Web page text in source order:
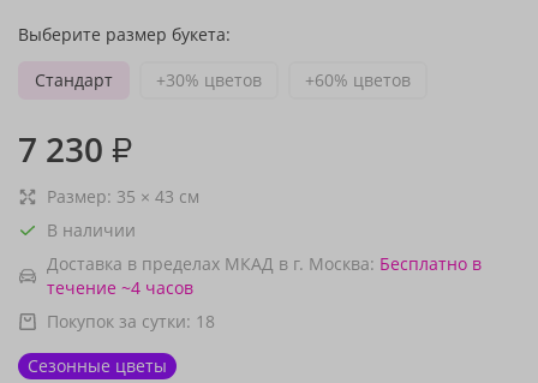
Выберите размер букета:
Стандарт
+30% цветов +60% цветов
7 230 ₽
Размер: 35 × 43 см
В наличии
Доставка в пределах МКАД в г. Москва: Бесплатно в
течение ~4 часов
Покупок за сутки: 18
Сезонные цветы